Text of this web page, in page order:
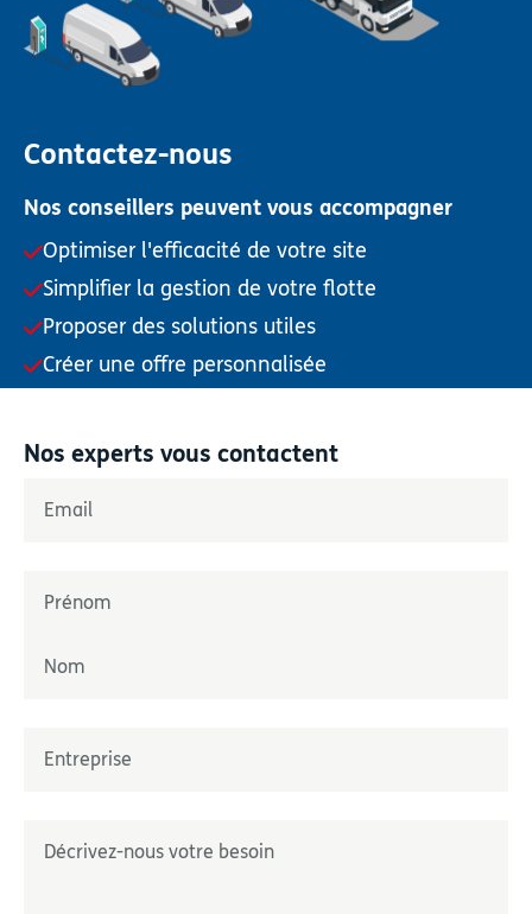
Contactez-nous
Nos conseillers peuvent vous accompagner
Optimiser l'efficacité de votre site
Simplifier la gestion de votre flotte
Proposer des solutions utiles
Créer une offre personnalisée
Nos experts vous contactent